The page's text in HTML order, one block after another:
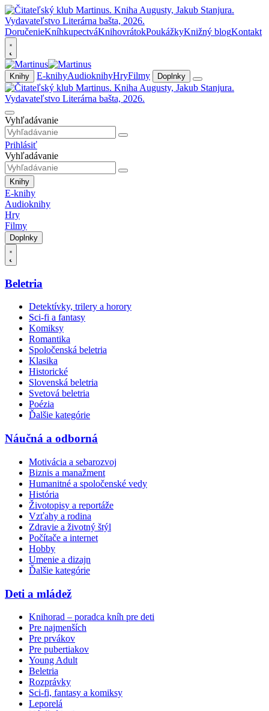
DoručenieKníhkupectváKnihovrátokPoukážkyKnižný blogKontakt
Knihy E-knihyAudioknihyHryFilmy Doplnky
Vyhľadávanie
Prihlásiť
Vyhľadávanie
Knihy
E-knihy
Audioknihy
Hry
Filmy
Doplnky
Beletria
Detektívky, trilery a horory
Sci-fi a fantasy
Komiksy
Romantika
Spoločenská beletria
Klasika
Historické
Slovenská beletria
Svetová beletria
Poézia
Ďalšie kategórie
Náučná a odborná
Motivácia a sebarozvoj
Biznis a manažment
Humanitné a spoločenské vedy
História
Životopisy a reportáže
Vzťahy a rodina
Zdravie a životný štýl
Počítače a internet
Hobby
Umenie a dizajn
Ďalšie kategórie
Deti a mládež
Knihorad – poradca kníh pre deti
Pre najmenších
Pre prvákov
Pre pubertiakov
Young Adult
Beletria
Rozprávky
Sci-fi, fantasy a komiksy
Leporelá